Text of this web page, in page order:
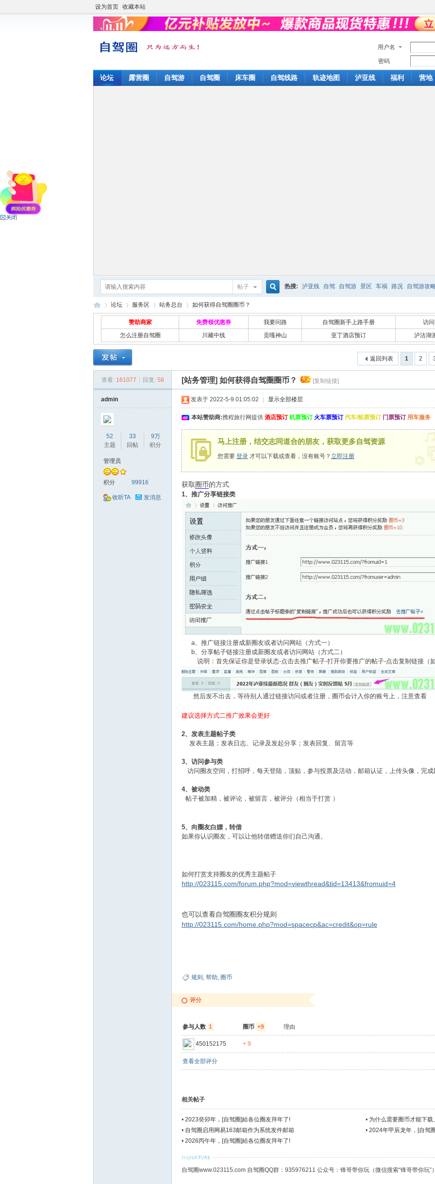
设为首页 收藏本站
用户名
密码
论坛 露营圈 自驾游 自驾圈 床车圈 自驾线路 轨迹地图 泸亚线 福利 营地
帖子
索
热搜: 泸亚线 自驾 自驾游 景区 车祸 路况 自驾游攻
自 »
论坛
›
服务区
›
站务总台
›
如何获得自驾圈圈币？
赞助商家 免费领优惠券 我要问路 自驾圈新手上路手册
访
怎么注册自驾圈
川藏中线 贡嘎神山 亚丁酒店预订 泸沽湖
1 2
返回列表
查看: 161077 回复: 58 [站务管理] 如何获得自驾圈圈币？ [复制链接]
admin
52
主题
33
回帖
9万
积分
管理员
积分 99916
收听TA 发消息
发表于 2022-5-9 01:05:02 显示全部楼层
本站赞助商:携程旅行网提供 酒店预订 机票预订 火车票预订 汽车/船票预订 门票预订 用车服务
马上注册，结交志同道合的朋友，获取更多自驾资源
您需要 登录 才可以下载或查看，没有账号？ 立即注册
获取 圈币的方式
1、推广分享链接类
a、推广链接注册成新圈友或者访问网站（方式一）
b、分享帖子链接注册成新圈友或者访问网站（方式二）
说明：首先保证你是登录状态-点击去推广帖子-打开你要推广的帖子-点击复制链接（
然后发不出去，等待别人通过链接访问或者注册，圈币会计入你的账号上，注意查看
建议选择方式二推广效果会更好
2、发表主题帖子类
发表主题；发表日志、记录及发起分享；发表回复、留言等
3、访问参与类
访问圈友空间，打招呼，每天登陆，顶贴，参与投票及活动，邮箱认证，上传头像，完
4、被动类
帖子被加精，被评论，被留言，被评分（相当于打赏 ）
5、向圈友白嫖，转借
如果你认识圈友，可以让他转借赠送你们自己沟通。
如何打赏支持圈友的优秀主题帖子
http://023115.com/forum.php?mod=viewthread&tid=13413&fromuid=4
也可以查看自驾圈圈友积分规则
http://023115.com/home.php?mod=spacecp&ac=credit&op=rule
规则 , 帮助, 圈币
评分
参与人数 1 圈币 +9 理由
450152175 + 9
查看全部评分
相关帖子
• 2023癸卯年，[自驾圈]給各位圈友拜年了! • 为什么需要圈币才能下载
• 自驾圈启用网易163邮箱作为系统发件邮箱 • 2024年甲辰龙年，[自驾
• 2026丙午年，[自驾圈]給各位圈友拜年了!
自驾圈www.023115.com 自驾圈QQ群：935976211 公众号：锋哥带你玩（微信搜索“锋哥带你玩”